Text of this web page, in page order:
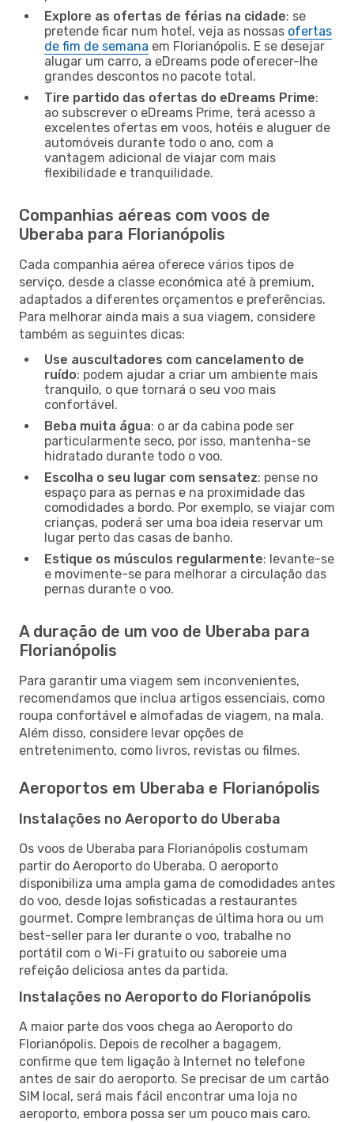
Explore as ofertas de férias na cidade: se
pretende ficar num hotel, veja as nossas ofertas
de fim de semana em Florianópolis. E se desejar
alugar um carro, a eDreams pode oferecer-lhe
grandes descontos no pacote total.
Tire partido das ofertas do eDreams Prime:
ao subscrever o eDreams Prime, terá acesso a
excelentes ofertas em voos, hotéis e aluguer de
automóveis durante todo o ano, com a
vantagem adicional de viajar com mais
flexibilidade e tranquilidade.
Companhias aéreas com voos de
Uberaba para Florianópolis
Cada companhia aérea oferece vários tipos de
serviço, desde a classe económica até à premium,
adaptados a diferentes orçamentos e preferências.
Para melhorar ainda mais a sua viagem, considere
também as seguintes dicas:
Use auscultadores com cancelamento de
ruído: podem ajudar a criar um ambiente mais
tranquilo, o que tornará o seu voo mais
confortável.
Beba muita água: o ar da cabina pode ser
particularmente seco, por isso, mantenha-se
hidratado durante todo o voo.
Escolha o seu lugar com sensatez: pense no
espaço para as pernas e na proximidade das
comodidades a bordo. Por exemplo, se viajar com
crianças, poderá ser uma boa ideia reservar um
lugar perto das casas de banho.
Estique os músculos regularmente: levante-se
e movimente-se para melhorar a circulação das
pernas durante o voo.
A duração de um voo de Uberaba para
Florianópolis
Para garantir uma viagem sem inconvenientes,
recomendamos que inclua artigos essenciais, como
roupa confortável e almofadas de viagem, na mala.
Além disso, considere levar opções de
entretenimento, como livros, revistas ou filmes.
Aeroportos em Uberaba e Florianópolis
Instalações no Aeroporto do Uberaba
Os voos de Uberaba para Florianópolis costumam
partir do Aeroporto do Uberaba. O aeroporto
disponibiliza uma ampla gama de comodidades antes
do voo, desde lojas sofisticadas a restaurantes
gourmet. Compre lembranças de última hora ou um
best-seller para ler durante o voo, trabalhe no
portátil com o Wi-Fi gratuito ou saboreie uma
refeição deliciosa antes da partida.
Instalações no Aeroporto do Florianópolis
A maior parte dos voos chega ao Aeroporto do
Florianópolis. Depois de recolher a bagagem,
confirme que tem ligação à Internet no telefone
antes de sair do aeroporto. Se precisar de um cartão
SIM local, será mais fácil encontrar uma loja no
aeroporto, embora possa ser um pouco mais caro.